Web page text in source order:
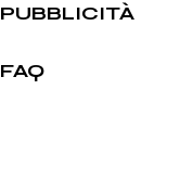
PUBBLICITÀ
FAQ